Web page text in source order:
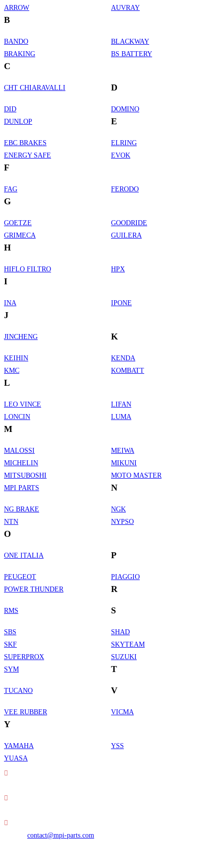
ARROW
AUVRAY
B
BANDO
BLACKWAY
BRAKING
BS BATTERY
C
CHT CHIARAVALLI D
DID
DOMINO
DUNLOP
E
EBC BRAKES
ELRING
ENERGY SAFE
EVOK
F
FAG FERODO
G
GOETZE
GOODRIDE
GRIMECA
GUILERA
H
HIFLO FILTRO HPX
I
INA IPONE
J
JINCHENG K
KEIHIN
KENDA
KMC
KOMBATT
L
LEO VINCE
LIFAN
LONCIN
LUMA
M
MALOSSI
MEIWA
MICHELIN
MIKUNI
MITSUBOSHI
MOTO MASTER
MPI PARTS
N
NG BRAKE
NGK
NTN
NYPSO
O
ONE ITALIA P
PEUGEOT
PIAGGIO
POWER THUNDER
R
RMS S
SBS
SHAD
SKF
SKYTEAM
SUPERPROX
SUZUKI
SYM
T
TUCANO V
VEE RUBBER VICMA
Y
YAMAHA
YSS
YUASA
contact@mpi-parts.com